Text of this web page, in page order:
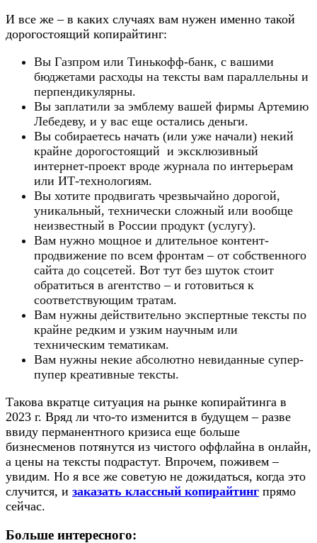
И все же – в каких случаях вам нужен именно такой
дорогостоящий копирайтинг:​
Вы Газпром или Тинькофф-банк, с вашими
бюджетами расходы на тексты вам параллельны и
перпендикулярны.
Вы заплатили за эмблему вашей фирмы Артемию
Лебедеву, и у вас еще остались деньги.
Вы собираетесь начать (или уже начали) некий
крайне дорогостоящий и эксклюзивный
интернет-проект вроде журнала по интерьерам
или ИТ-технологиям.
Вы хотите продвигать чрезвычайно дорогой,
уникальный, технически сложный или вообще
неизвестный в России продукт (услугу).
Вам нужно мощное и длительное контент-
продвижение по всем фронтам – от собственного
сайта до соцсетей. Вот тут без шуток стоит
обратиться в агентство – и готовиться к
соответствующим тратам.
Вам нужны действительно экспертные тексты по
крайне редким и узким научным или
техническим тематикам.
Вам нужны некие абсолютно невиданные супер-
пупер креативные тексты.
Такова вкратце ситуация на рынке копирайтинга в
2023 г. Вряд ли что-то изменится в будущем – разве
ввиду перманентного кризиса еще больше
бизнесменов потянутся из чистого оффлайна в онлайн,
а цены на тексты подрастут. Впрочем, поживем –
увидим. Но я все же советую не дожидаться, когда это
случится, и заказать классный копирайтинг прямо
сейчас.
Больше интересного: